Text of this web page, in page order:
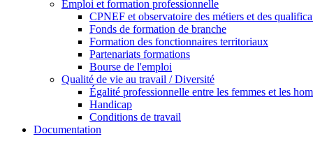
Emploi et formation professionnelle
CPNEF et observatoire des métiers et des
Fonds de formation de branche
Formation des fonctionnaires territoriaux
Partenariats formations
Bourse de l'emploi
Qualité de vie au travail / Diversité
Égalité professionnelle entre les femmes et les
Handicap
Conditions de travail
Documentation